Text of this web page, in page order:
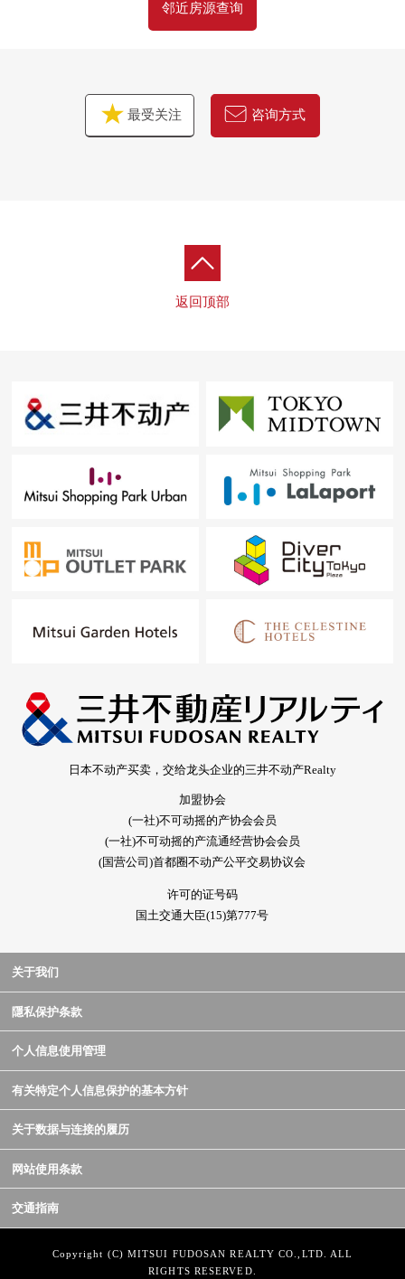
邻近房源查询
最受关注 咨询方式
返回顶部
日本不动产买卖，交给龙头企业的三井不动产Realty
加盟协会
(一社)不可动摇的产协会会员
(一社)不可动摇的产流通经营协会会员
(国营公司)首都圈不动产公平交易协议会
许可的证号码
国土交通大臣(15)第777号
关于我们
隱私保护条款
个人信息使用管理
有关特定个人信息保护的基本方针
关于数据与连接的履历
网站使用条款
交通指南
Copyright (C) MITSUI FUDOSAN REALTY CO.,LTD. ALL
RIGHTS RESERVED.